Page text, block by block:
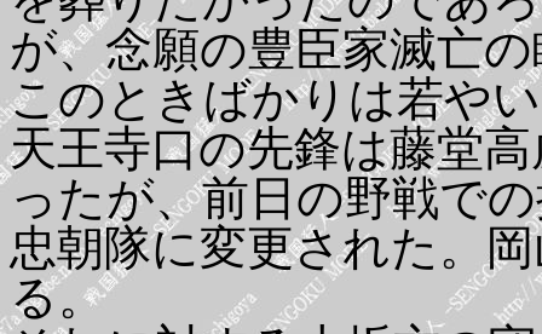
が、念願の豊臣家滅亡
このときばかりは若や
天王寺口の先鋒は藤堂
ったが、前日の野戦で
忠朝隊に変更された。
る。